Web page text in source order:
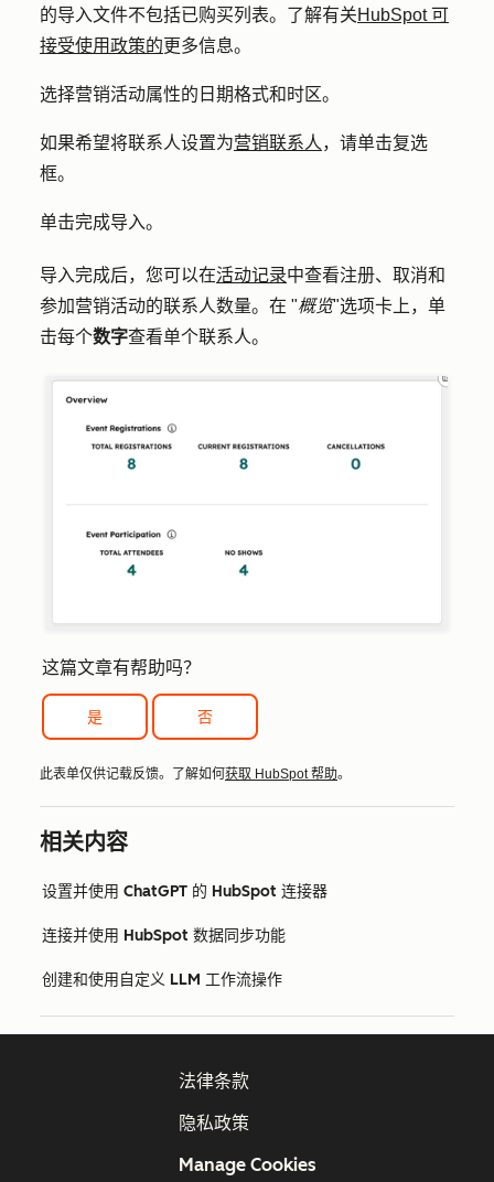
的导入文件不包括已购买列表。了解有关HubSpot 可
接受使用政策的更多信息。
选择营销活动属性的 日期格式和 时区。
如果希望将联系人设置为营销联系人 ，请单击复选
框。
单击完成导入。
导入完成后，您可以在活动记录中查看注册、取消和
参加营销活动的联系人数量。在 "概览"选项卡上，单
击每个数字查看单个联系人。
这篇文章有帮助吗？
是 否
此表单仅供记载反馈。了解如何 获取 HubSpot 帮助。
相关内容
设置并使用 ChatGPT 的 HubSpot 连接器
连接并使用 HubSpot 数据同步功能
创建和使用自定义 LLM 工作流操作
法律条款
隐私政策
Manage Cookies